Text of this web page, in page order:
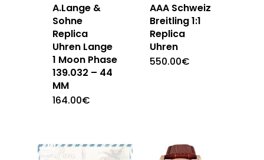
A.Lange &
Sohne
Replica
Uhren Lange
1 Moon Phase
139.032 – 44
MM
164.00€
AAA Schweiz
Breitling 1:1
Replica
Uhren
550.00€